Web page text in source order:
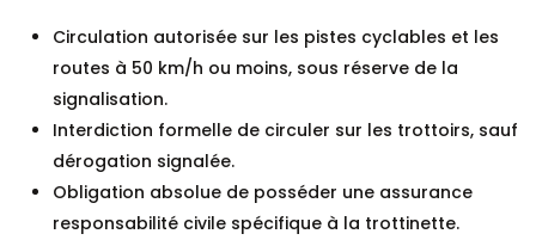
Circulation autorisée sur les pistes cyclables et les
routes à 50 km/h ou moins, sous réserve de la
signalisation.
Interdiction formelle de circuler sur les trottoirs, sauf
dérogation signalée.
Obligation absolue de posséder une assurance
responsabilité civile spécifique à la trottinette.